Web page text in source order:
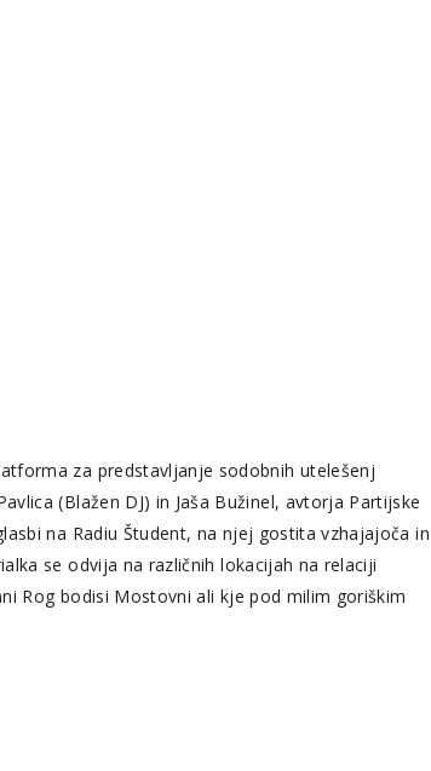
za predstavljanje sodobnih utelešenj
(Blažen DJ) in Jaša Bužinel, avtorja Partijske
na Radiu Študent, na njej gostita vzhajajoča in
se odvija na različnih lokacijah na relaciji
Rog bodisi Mostovni ali kje pod milim goriškim